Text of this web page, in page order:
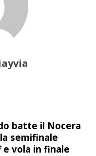
batte il Nocera
semifinale
e vola in finale